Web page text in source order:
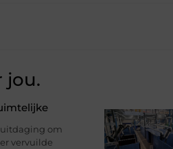
jou.
uitdaging om
vervuilde